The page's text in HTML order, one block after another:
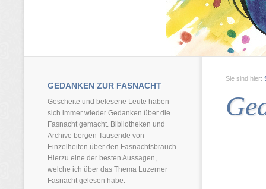
GEDANKEN ZUR FASNACHT
Gescheite und belesene Leute haben
sich immer wieder Gedanken über die
Fasnacht gemacht. Bibliotheken und
Archive bergen Tausende von
Einzelheiten über den Fasnachtsbrauch.
Hierzu eine der besten Aussagen,
welche ich über das Thema Luzerner
Fasnacht gelesen habe:
Sie sind hier: